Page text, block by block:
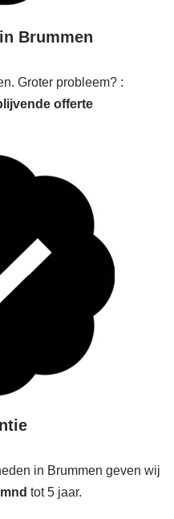
Brummen
Groter probleem? :
offerte
in Brummen geven wij
tot 5 jaar.